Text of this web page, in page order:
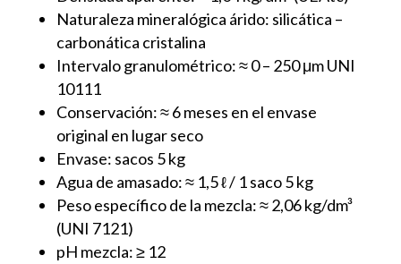
Naturaleza mineralógica árido: silicática –
carbonática cristalina
Intervalo granulométrico: ≈ 0 – 250 μm UNI
10111
Conservación: ≈ 6 meses en el envase
original en lugar seco
Envase: sacos 5 kg
Agua de amasado: ≈ 1,5 ℓ / 1 saco 5 kg
Peso específico de la mezcla: ≈ 2,06 kg/dm³
(UNI 7121)
pH mezcla: ≥ 12